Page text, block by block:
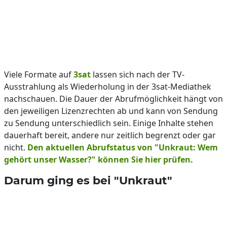
Viele Formate auf3sat lassen sich nach der TV-
Ausstrahlung als Wiederholung in der 3sat-Mediathek
nachschauen. Die Dauer der Abrufmöglichkeit hängt von
den jeweiligen Lizenzrechten ab und kann von Sendung
zu Sendung unterschiedlich sein. Einige Inhalte stehen
dauerhaft bereit, andere nur zeitlich begrenzt oder gar
nicht. Den aktuellen Abrufstatus von "Unkraut: Wem
gehört unser Wasser?" können Sie hier prüfen.
Darum ging es bei "Unkraut"